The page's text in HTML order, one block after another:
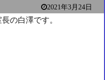
2021年3月24日
の白澤です。